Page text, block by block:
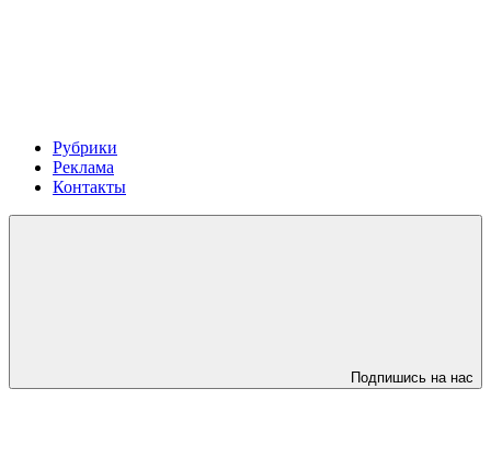
Рубрики
Реклама
Контакты
Подпишись на нас